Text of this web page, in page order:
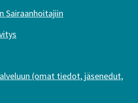
Sairaanhoitajiin
(omat tiedot, jäsenedut,